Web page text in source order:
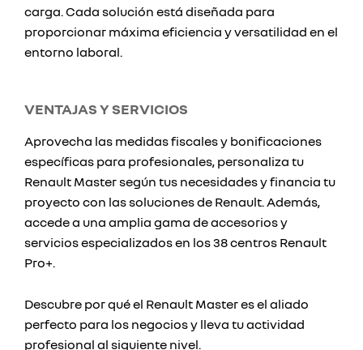
carga. Cada solución está diseñada para
proporcionar máxima eficiencia y versatilidad en el
entorno laboral.
VENTAJAS Y SERVICIOS
Aprovecha las medidas fiscales y bonificaciones
específicas para profesionales, personaliza tu
Renault Master según tus necesidades y financia tu
proyecto con las soluciones de Renault. Además,
accede a una amplia gama de accesorios y
servicios especializados en los 38 centros Renault
Pro+.
Descubre por qué el Renault Master es el aliado
perfecto para los negocios y lleva tu actividad
profesional al siguiente nivel.